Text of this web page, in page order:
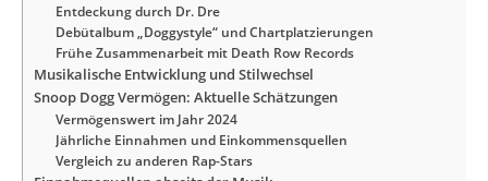
Entdeckung durch Dr. Dre
Debütalbum „Doggystyle“ und Chartplatzierungen
Frühe Zusammenarbeit mit Death Row Records
Musikalische Entwicklung und Stilwechsel
Snoop Dogg Vermögen: Aktuelle Schätzungen
Vermögenswert im Jahr 2024
Jährliche Einnahmen und Einkommensquellen
Vergleich zu anderen Rap-Stars